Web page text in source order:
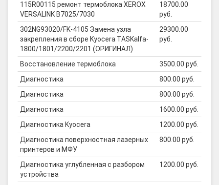
115R00115 ремонт термоблока XEROX
VERSALINK B7025/7030
18700.00
руб.
302NG93020/FK-4105 Замена узла
закрепления в сборе Kyocera TASKalfa-
1800/1801/2200/2201 (ОРИГИНАЛ)
29300.00
руб.
Восстановление термоблока
3500.00 руб.
Диагностика
800.00 руб.
Диагностика
800.00 руб.
Диагностика
1600.00 руб.
Диагностика Kyocera
1200.00 руб.
Диагностика поверхностная лазерных
принтеров и МФУ
800.00 руб.
Диагностика углубленная с разбором
устройства
1200.00 руб.